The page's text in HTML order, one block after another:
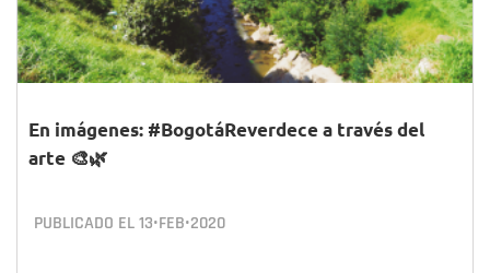
En imágenes: #BogotáReverdece a través del
arte 🎨🌿
PUBLICADO EL13•FEB•2020